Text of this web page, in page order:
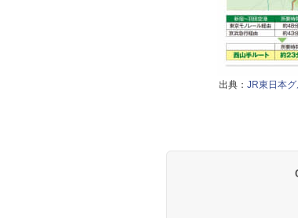
出典： JR東日本グ